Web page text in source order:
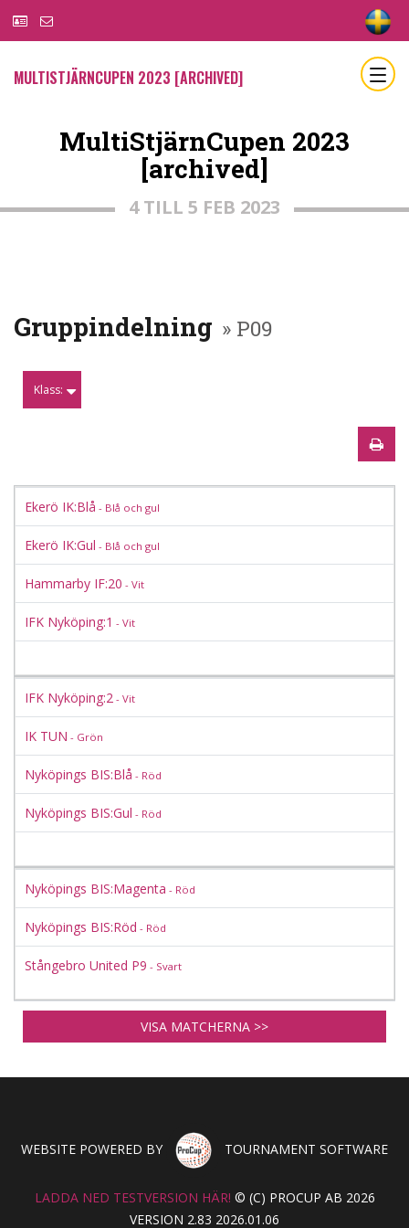
MULTISTJÄRNCUPEN 2023 [ARCHIVED]
MultiStjärnCupen 2023
[archived]
4 TILL 5 FEB 2023
Gruppindelning » P09
Klass:
Ekerö IK:Blå - Blå och gul
Ekerö IK:Gul - Blå och gul
Hammarby IF:20 - Vit
IFK Nyköping:1 - Vit
IFK Nyköping:2 - Vit
IK TUN - Grön
Nyköpings BIS:Blå - Röd
Nyköpings BIS:Gul - Röd
Nyköpings BIS:Magenta - Röd
Nyköpings BIS:Röd - Röd
Stångebro United P9 - Svart
VISA MATCHERNA >>
WEBSITE POWERED BY TOURNAMENT SOFTWARE
LADDA NED TESTVERSION HÄR! © (C) PROCUP AB 2026
VERSION 2.83 2026.01.06